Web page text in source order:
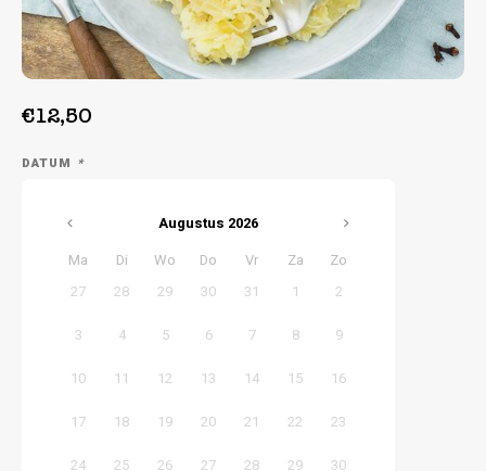
Week 39 | 21-09-2026 t/m 25-09-2026
€12,50
DATUM *
Augustus 2026
Ma
Di Wo Do Vr Za
Zo
27
28 29 30 31 1 2
3 4 5 6 7 8 9
10 11 12 13 14 15 16
17 18 19 20 21 22 23
24 25 26 27 28 29 30